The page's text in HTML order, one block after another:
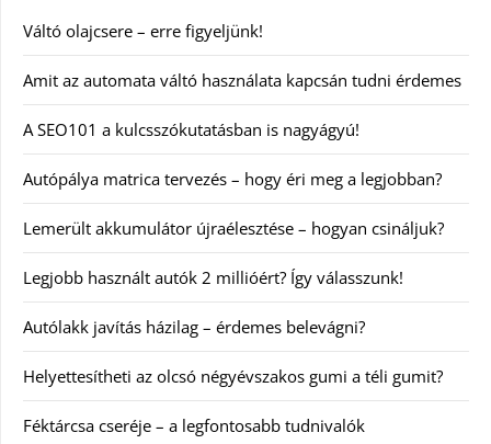
Váltó olajcsere – erre figyeljünk!
Amit az automata váltó használata kapcsán tudni érdemes
A SEO101 a kulcsszókutatásban is nagyágyú!
Autópálya matrica tervezés – hogy éri meg a legjobban?
Lemerült akkumulátor újraélesztése – hogyan csináljuk?
Legjobb használt autók 2 millióért? Így válasszunk!
Autólakk javítás házilag – érdemes belevágni?
Helyettesítheti az olcsó négyévszakos gumi a téli gumit?
Féktárcsa cseréje – a legfontosabb tudnivalók